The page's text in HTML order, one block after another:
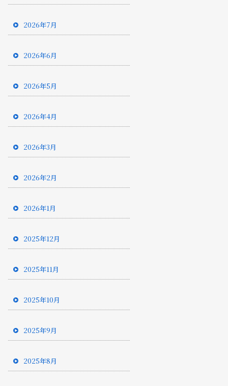
2026年7月
2026年6月
2026年5月
2026年4月
2026年3月
2026年2月
2026年1月
2025年12月
2025年11月
2025年10月
2025年9月
2025年8月